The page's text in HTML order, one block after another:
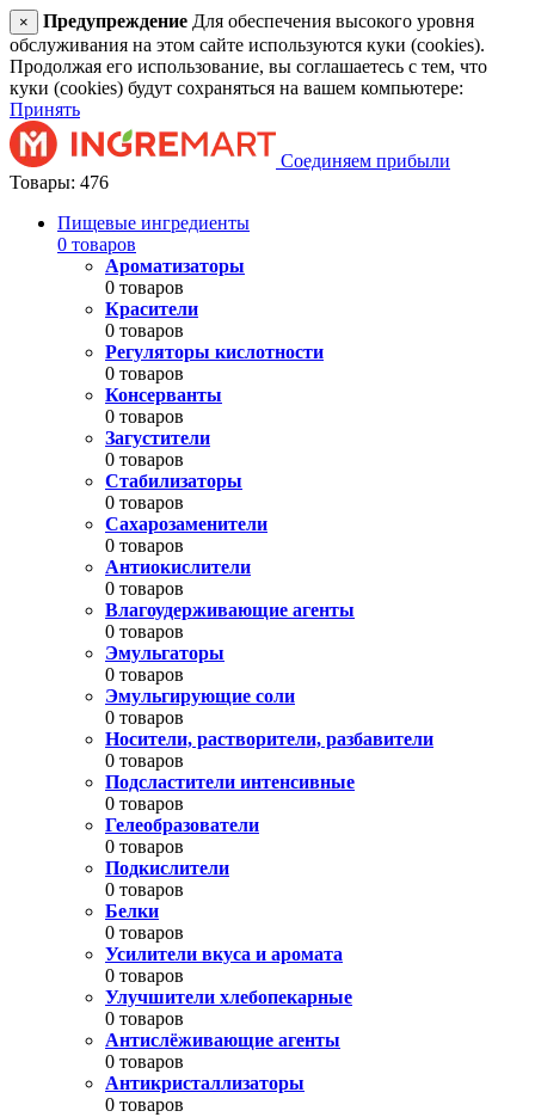
× Предупреждение Для обеспечения высокого уровня
обслуживания на этом сайте используются куки (cookies).
Продолжая его использование, вы соглашаетесь с тем, что
куки (cookies) будут сохраняться на вашем компьютере:
Принять
Соединяем прибыли
Товары: 476
Пищевые ингредиенты
0 товаров
Ароматизаторы
0 товаров
Красители
0 товаров
Регуляторы кислотности
0 товаров
Консерванты
0 товаров
Загустители
0 товаров
Стабилизаторы
0 товаров
Сахарозаменители
0 товаров
Антиокислители
0 товаров
Влагоудерживающие агенты
0 товаров
Эмульгаторы
0 товаров
Эмульгирующие соли
0 товаров
Носители, растворители, разбавители
0 товаров
Подсластители интенсивные
0 товаров
Гелеобразователи
0 товаров
Подкислители
0 товаров
Белки
0 товаров
Усилители вкуса и аромата
0 товаров
Улучшители хлебопекарные
0 товаров
Антислёживающие агенты
0 товаров
Антикристаллизаторы
0 товаров